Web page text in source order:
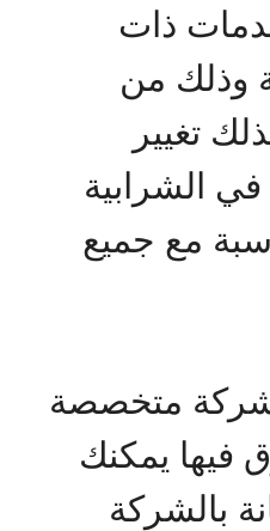
ذات
وذلك من
تغيير
الشرابية
مع جميع
شركة متخصصة
فيها يمكنك
بالشركة